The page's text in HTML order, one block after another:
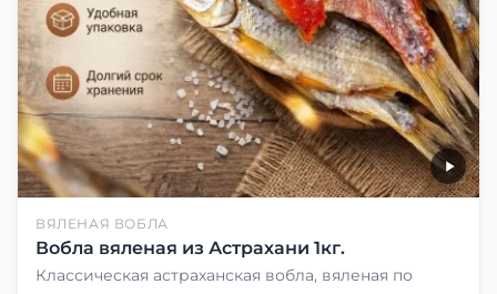
ВЯЛЕНАЯ ВОБЛА
Вобла вяленая из Астрахани 1кг.
Классическая астраханская вобла, вяленая по